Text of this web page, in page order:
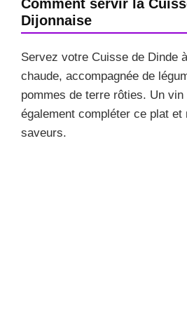
Comment servir la
Dijonnaise
Servez votre Cuisse de Dinde
chaude, accompagnée de
pommes de terre rôties. Un vin
également compléter ce plat et
saveurs.